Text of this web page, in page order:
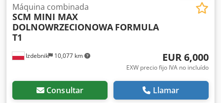
enderezamiento de hojas. Apilador para la extracción de
hojas. La máquina puede funcionar en configuraciones de
pila a pila o de pila a rollo. Dos sistemas de calefacción
independientes para dos rodillos y un sistema de
Izdebnik 10,077 km
Máquina combinada
SCM MINI MAX
DOLNOWRZECIONOWA FORMULA
T1
EUR 6,000
EXW precio fijo IVA no incluído
Consultar Llamar